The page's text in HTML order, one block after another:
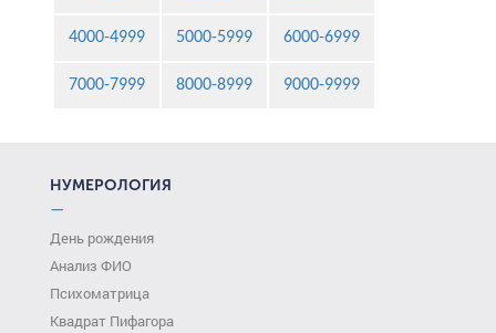
4000-4999 5000-5999 6000-6999
7000-7999 8000-8999 9000-9999
НУМЕРОЛОГИЯ
—
День рождения
Анализ ФИО
Психоматрица
Квадрат Пифагора